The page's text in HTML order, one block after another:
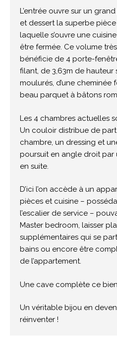
L’entrée ouvre sur un
et dessert la superbe
laquelle s’ouvre une
être fermée. Ce volume
bénéficie de 4 porte-
filant, de 3,63m de
moulurés, d’une cheminée
beau parquet à bâtons
Les 4 chambres actuelles
Un couloir distribue de
chambre, un dressing et
poursuit en angle droit par
en suite.
D’ici l’on accède à un
pièces et cuisine –
l’escalier de service –
Master bedroom, laisser
supplémentaires qui se
bains ou encore être
de l’appartement.
Une cave complète ce
Un véritable bijou en
réinventer !